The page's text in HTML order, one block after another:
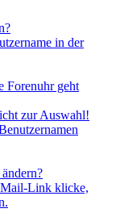
in der
Forenuhr geht
zur Auswahl!
Mail-Link klicke,